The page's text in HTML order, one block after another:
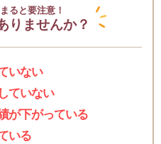
ると要注意！
りませんか？
いない
ていない
が下がっている
いる